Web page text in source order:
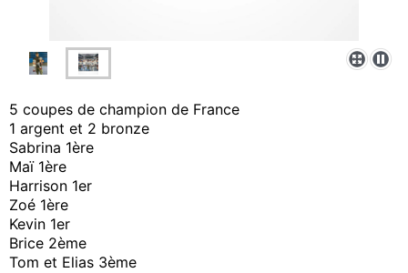
5 coupes de champion de France
1 argent et 2 bronze
Sabrina 1ère
Maï 1ère
Harrison 1er
Zoé 1ère
Kevin 1er
Brice 2ème
Tom et Elias 3ème